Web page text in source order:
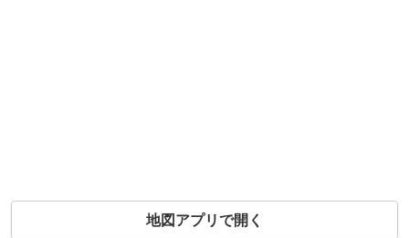
地図アプリで開く